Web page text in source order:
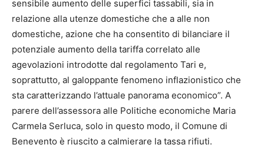
sensibile aumento delle superfici tassabili, sia in
relazione alla utenze domestiche che a alle non
domestiche, azione che ha consentito di bilanciare il
potenziale aumento della tariffa correlato alle
agevolazioni introdotte dal regolamento Tari e,
soprattutto, al galoppante fenomeno inflazionistico che
sta caratterizzando l’attuale panorama economico”. A
parere dell’assessora alle Politiche economiche Maria
Carmela Serluca, solo in questo modo, il Comune di
Benevento è riuscito a calmierare la tassa rifiuti.